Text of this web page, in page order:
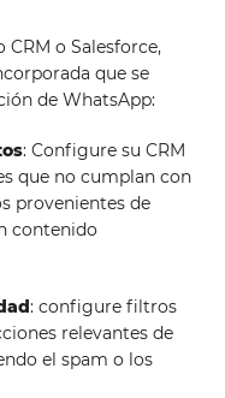
CRM o Salesforce,
que se
de WhatsApp:
: Configure su CRM
que no cumplan con
provenientes de
contenido
: configure filtros
relevantes de
el spam o los